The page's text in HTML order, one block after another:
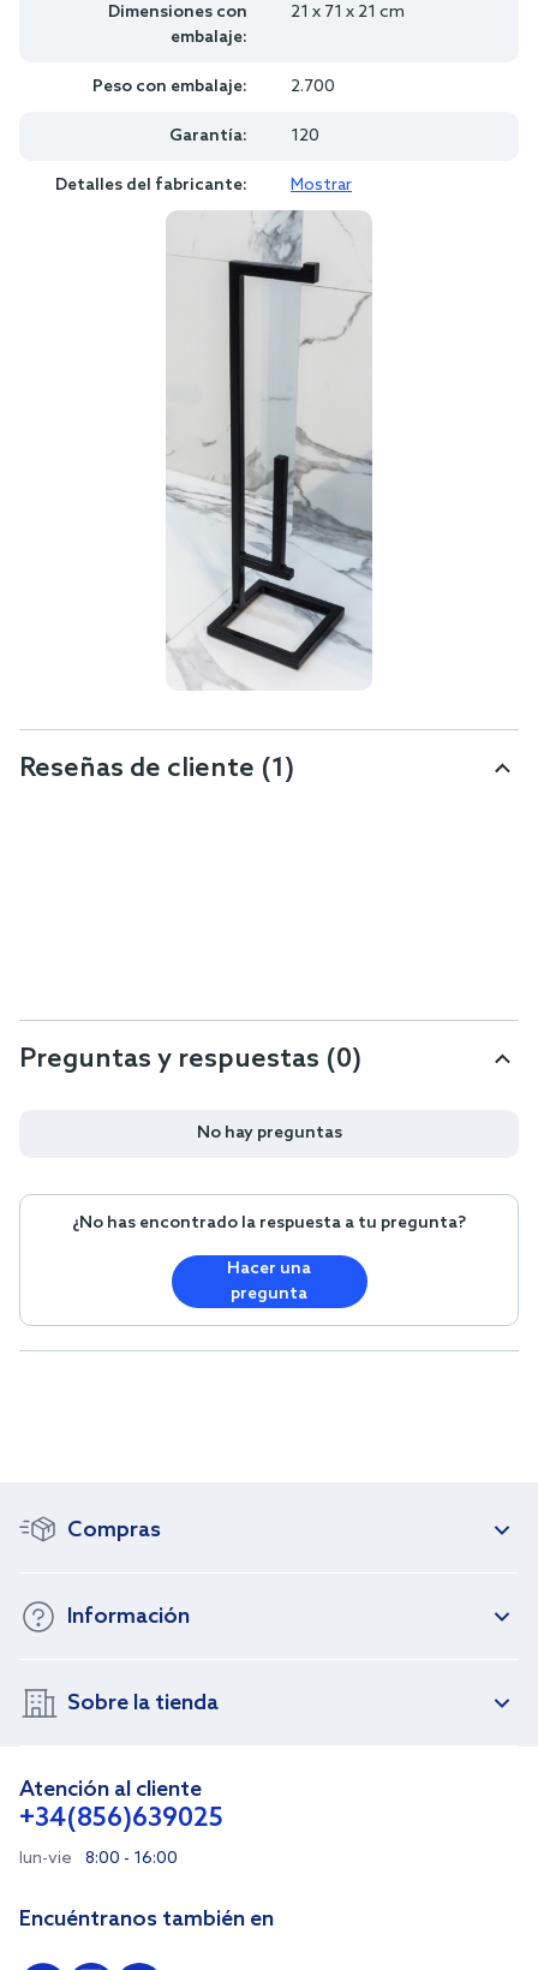
Dimensiones con
embalaje:
21 x 71 x 21 cm
Peso con embalaje: 2.700
Garantía: 120
Detalles del fabricante: Mostrar
Reseñas de cliente (1)
Preguntas y respuestas (0)
No hay preguntas
¿No has encontrado la respuesta a tu pregunta?
Hacer una
pregunta
Compras
Información
Sobre la tienda
Atención al cliente
+34(856)639025
lun-vie 8:00 - 16:00
Encuéntranos también en